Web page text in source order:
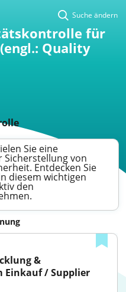
Suche ändern
für
Quality
Sie eine
Sicherstellung von
Entdecken Sie
diesem wichtigen
den
&
Einkauf / Supplier